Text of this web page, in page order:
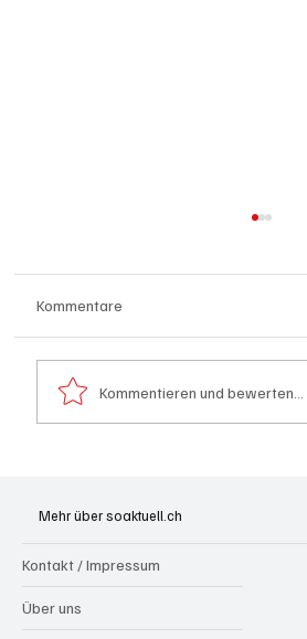
Schulanfang: Achtung Kinder
Kommentare
Kommentieren und bewerten...
Mehr über soaktuell.ch
Kontakt / Impressum
Über uns